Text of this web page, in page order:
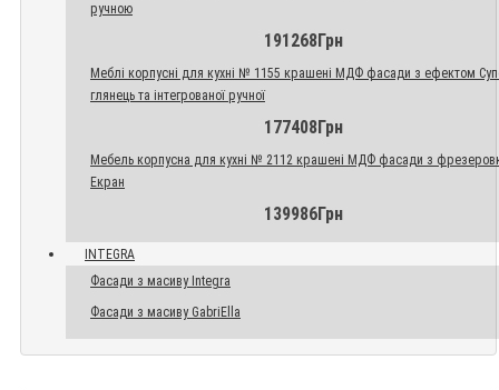
ручною
191268Грн
Меблі корпусні для кухні № 1155 крашені МДФ фасади з ефектом
глянець та інтегрованої ручної
177408Грн
Мебель корпусна для кухні № 2112 крашені МДФ фасади з
Екран
139986Грн
INTEGRA
Фасади з масиву Integra
Фасади з масиву GabriElla